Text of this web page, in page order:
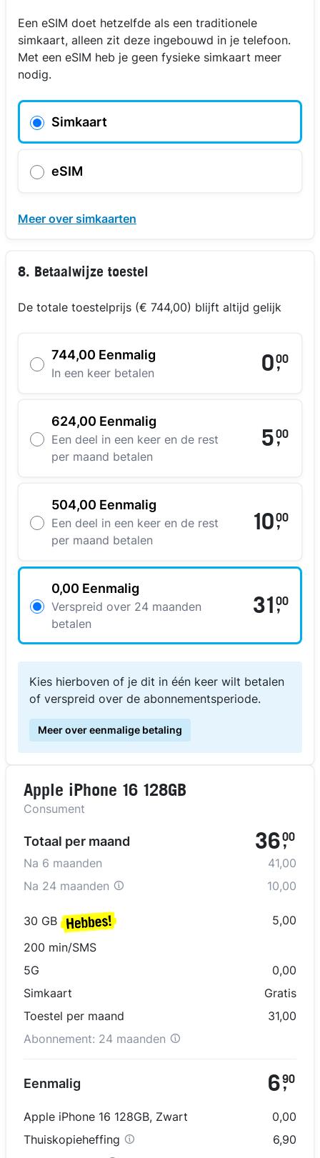
Een eSIM doet hetzelfde als een traditionele
simkaart, alleen zit deze ingebouwd in je telefoon.
Met een eSIM heb je geen fysieke simkaart meer
nodig.
Simkaart
eSIM
Meer over simkaarten
8. Betaalwijze toestel
De totale toestelprijs (€ 744,00) blijft altijd gelijk
744,00 Eenmalig
In een keer betalen 0,
00
624,00 Eenmalig
Een deel in een keer en de rest
per maand betalen
5,
00
504,00 Eenmalig
Een deel in een keer en de rest
per maand betalen
10,
00
0,00 Eenmalig
Verspreid over 24 maanden
betalen
31 ,
00
Kies hierboven of je dit in één keer wilt betalen
of verspreid over de abonnementsperiode.
Meer over eenmalige betaling
Apple iPhone 16 128GB
Consument
Totaal per maand 36,
00
Na 6 maanden
41,00
Na 24 maanden 10,00
30 GB
5,00
200 min/SMS
5G
0,00
Simkaart
Gratis
Toestel per maand
31,00
Abonnement: 24 maanden
Eenmalig 6,
90
Apple iPhone 16 128GB, Zwart
0,00
Thuiskopieheffing
6,90